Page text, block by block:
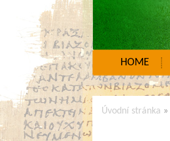
HOME
Úvodní stránka »